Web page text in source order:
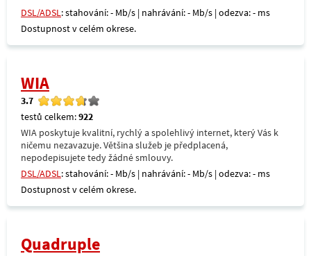
DSL/ADSL: stahování: - Mb/s | nahrávání: - Mb/s | odezva: - ms
Dostupnost v celém okrese.
WIA
3.7
testů celkem:922
WIA poskytuje kvalitní, rychlý a spolehlivý internet, který Vás k
ničemu nezavazuje. Většina služeb je předplacená,
nepodepisujete tedy žádné smlouvy.
DSL/ADSL: stahování: - Mb/s | nahrávání: - Mb/s | odezva: - ms
Dostupnost v celém okrese.
Quadruple